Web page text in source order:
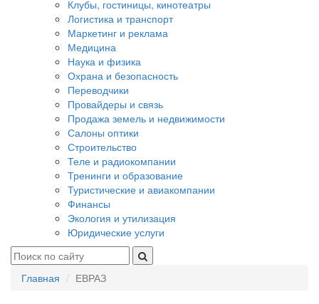
Клубы, гостиницы, кинотеатры
Логистика и транспорт
Маркетинг и реклама
Медицина
Наука и физика
Охрана и безопасность
Переводчики
Провайдеры и связь
Продажа земель и недвижимости
Салоны оптики
Строительство
Теле и радиокомпании
Тренинги и образование
Туристические и авиакомпании
Финансы
Экология и утилизация
Юридические услуги
Главная ЕВРАЗ